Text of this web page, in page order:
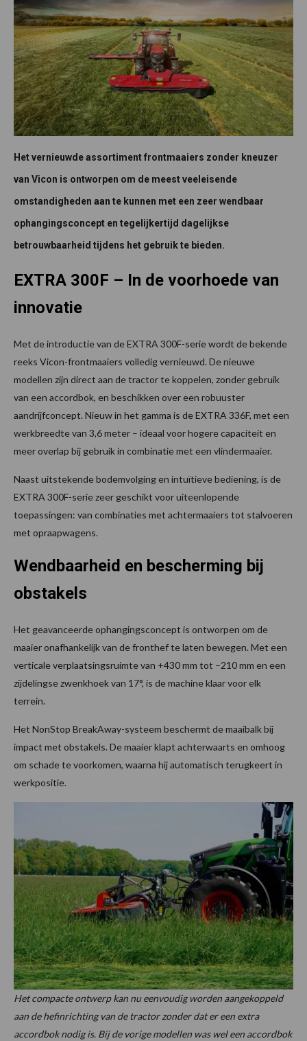
Het vernieuwde assortiment frontmaaiers zonder kneuzer
van Vicon is ontworpen om de meest veeleisende
omstandigheden aan te kunnen met een zeer wendbaar
ophangingsconcept en tegelijkertijd dagelijkse
betrouwbaarheid tijdens het gebruik te bieden.
EXTRA 300F – In de voorhoede van
innovatie
Met de introductie van de EXTRA 300F-serie wordt de bekende
reeks Vicon-frontmaaiers volledig vernieuwd. De nieuwe
modellen zijn direct aan de tractor te koppelen, zonder gebruik
van een accordbok, en beschikken over een robuuster
aandrijfconcept. Nieuw in het gamma is de EXTRA 336F, met een
werkbreedte van 3,6 meter – ideaal voor hogere capaciteit en
meer overlap bij gebruik in combinatie met een vlindermaaier.
Naast uitstekende bodemvolging en intuïtieve bediening, is de
EXTRA 300F-serie zeer geschikt voor uiteenlopende
toepassingen: van combinaties met achtermaaiers tot stalvoeren
met opraapwagens.
Wendbaarheid en bescherming bij
obstakels
Het geavanceerde ophangingsconcept is ontworpen om de
maaier onafhankelijk van de fronthef te laten bewegen. Met een
verticale verplaatsingsruimte van +430 mm tot –210 mm en een
zijdelingse zwenkhoek van 17°, is de machine klaar voor elk
terrein.
Het NonStop BreakAway-systeem beschermt de maaibalk bij
impact met obstakels. De maaier klapt achterwaarts en omhoog
om schade te voorkomen, waarna hij automatisch terugkeert in
werkpositie.
Het compacte ontwerp kan nu eenvoudig worden aangekoppeld
aan de hefinrichting van de tractor zonder dat er een extra
accordbok nodig is. Bij de vorige modellen was wel een accordbok